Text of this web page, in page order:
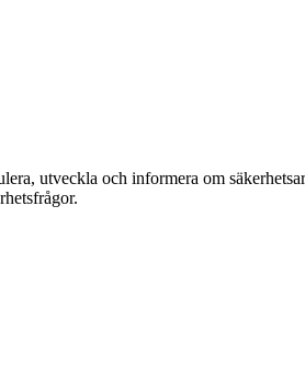
utveckla och informera om